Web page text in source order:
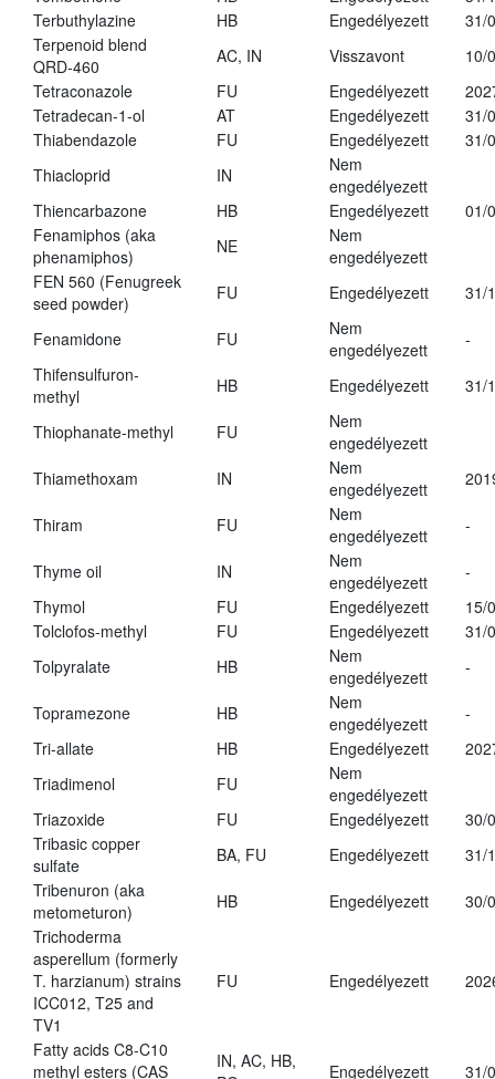
Terbuthylazine
HB Engedélyezett
31/
Terpenoid blend
QRD-460
AC, IN Visszavont
10/
Tetraconazole
FU Engedélyezett
Tetradecan-1-ol
AT Engedélyezett
31/
Thiabendazole
FU Engedélyezett
31/
Thiacloprid
IN
Nem
engedélyezett
Thiencarbazone
HB Engedélyezett
01/
Fenamiphos (aka
phenamiphos)
NE
Nem
engedélyezett
FEN 560 (Fenugreek
seed powder)
FU Engedélyezett 31/
Fenamidone FU
Nem
engedélyezett
-
Thifensulfuron-
methyl
HB Engedélyezett 31/
Thiophanate-methyl FU
Nem
engedélyezett
Thiamethoxam
IN
Nem
engedélyezett
Thiram FU
Nem
engedélyezett
-
Thyme oil IN
Nem
engedélyezett
-
Thymol
FU Engedélyezett
15/
Tolclofos-methyl
FU Engedélyezett
31/
Tolpyralate
HB
Nem
engedélyezett
-
Topramezone HB
Nem
engedélyezett
-
Tri-allate
HB Engedélyezett
Triadimenol
FU
Nem
engedélyezett
Triazoxide
FU Engedélyezett
30/
Tribasic copper
sulfate
BA, FU Engedélyezett
31/
Tribenuron (aka
metometuron)
HB Engedélyezett
30/
Trichoderma
asperellum (formerly
T. harzianum) strains
ICC012, T25 and
TV1
FU Engedélyezett
Fatty acids C8-C10
methyl esters (CAS
IN, AC, HB,
Engedélyezett 31/